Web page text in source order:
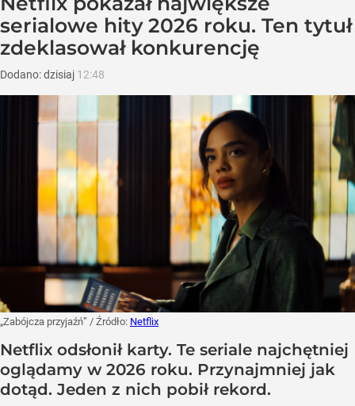
serialowe hity 2026 roku. Ten tytuł
zdeklasował konkurencję
Dodano:dzisiaj 12:48
„Zabójcza przyjaźń” / Źródło: Netflix
Netflix odsłonił karty. Te seriale najchętniej
oglądamy w 2026 roku. Przynajmniej jak
dotąd. Jeden z nich pobił rekord.